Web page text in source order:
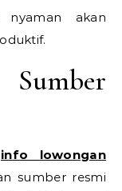
akan
info lowongan
sumber resmi